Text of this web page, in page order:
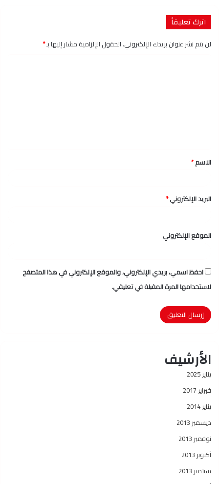
اترك تعليقاً
لن يتم نشر عنوان بريدك الإلكتروني.الحقول الإلزامية مشار إليها بـ*
*
الاسم*
البريد الإلكتروني*
الموقع الإلكتروني
احفظ اسمي، بريدي الإلكتروني، والموقع الإلكتروني في هذا المتصفح
لاستخدامها المرة المقبلة في تعليقي.
الأرشيف
يناير 2025
فبراير 2017
يناير 2014
ديسمبر 2013
نوفمبر 2013
أكتوبر 2013
سبتمبر 2013